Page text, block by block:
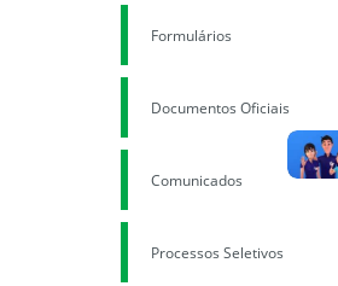
Formulários
Documentos Oficiais
Comunicados
Processos Seletivos